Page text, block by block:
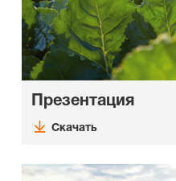
Презентация
Скачать